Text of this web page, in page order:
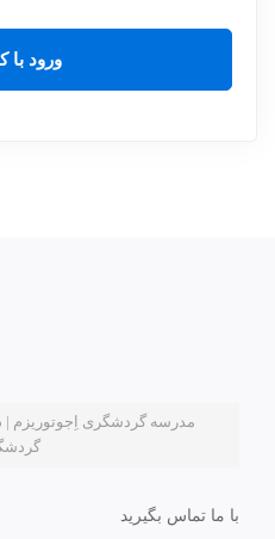
مدرسه گردشگری اِجوتوریزم |
با ما تماس بگیرید